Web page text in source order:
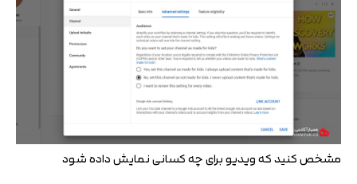
مشخص کنید که ویدیو برای چه کسانی نمایش داده شود